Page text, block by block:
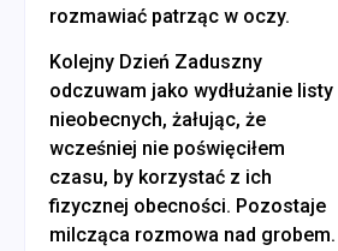
rozmawiać patrząc w oczy.
Kolejny Dzień Zaduszny
odczuwam jako wydłużanie listy
nieobecnych, żałując, że
wcześniej nie poświęciłem
czasu, by korzystać z ich
fizycznej obecności. Pozostaje
milcząca rozmowa nad grobem.